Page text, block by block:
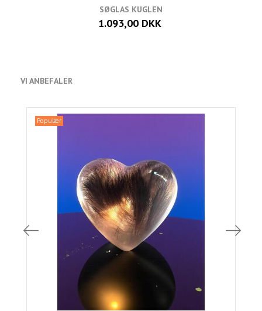
SØGLAS KUGLEN
1.093,00 DKK
VI ANBEFALER
Populær